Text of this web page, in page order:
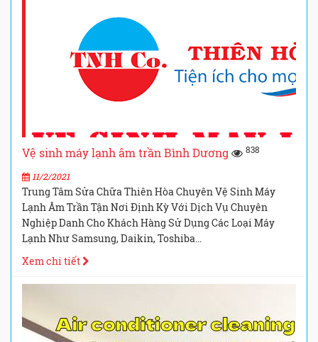
Vệ sinh máy lạnh âm trần Bình Dương 838
11/2/2021
Trung Tâm Sửa Chữa Thiên Hòa Chuyên Vệ Sinh Máy
Lạnh Âm Trần Tận Nơi Định Kỳ Với Dịch Vụ Chuyên
Nghiệp Danh Cho Khách Hàng Sử Dụng Các Loại Máy
Lạnh Như Samsung, Daikin, Toshiba...
Xem chi tiết